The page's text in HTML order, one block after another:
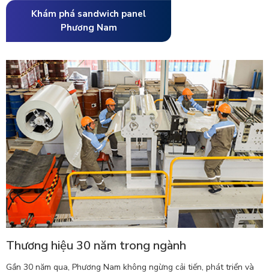
Khám phá sandwich panel
Phương Nam
Thương hiệu 30 năm trong ngành
Gần 30 năm qua, Phương Nam không ngừng cải tiến, phát triển và